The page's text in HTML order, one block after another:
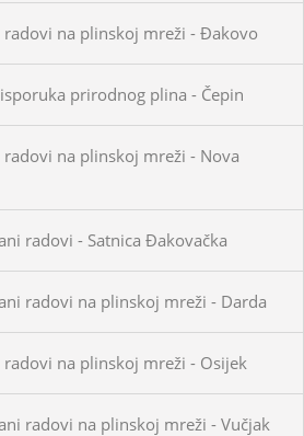
na plinskoj mreži - Đakovo
prirodnog plina - Čepin
na plinskoj mreži - Nova
radovi - Satnica Đakovačka
radovi na plinskoj mreži - Darda
na plinskoj mreži - Osijek
radovi na plinskoj mreži - Vučjak